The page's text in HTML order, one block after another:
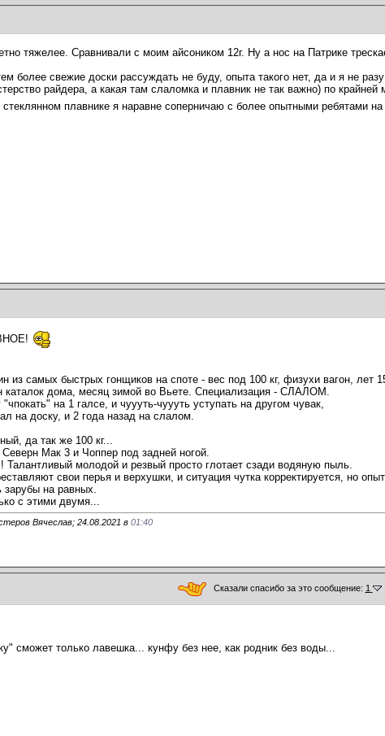
тяжелее. Сравнивали с моим айсоником 12г. Ну а нос на Патрике
более свежие доски рассуждать не буду, опыта такого нет, да и я не
райдера, а какая там слаломка и плавник не так важно) по
плавнике я наравне соперничаю с более опытными ребятами
из самых быстрых гонщиков на споте - вес под 100 кг, физухи вагон, лет
каталок дома, месяц зимой во Вьете. Специализация - СЛАЛОМ.
"чпокать" на 1 галсе, и чуууть-чуууть уступать на другом чувак,
на доску, и 2 года назад на слалом.
да так же 100 кг...
Мак 3 и Чоппер под задней ногой.
Талантливый молодой и резвый просто глотает сзади водяную пыль.
свои перья и верхушки, и ситуация чутка корректируется, но
зарубы на равных.
с этими двумя...
Вячеслав; 24.08.2021 в 01:40
Сказали спасибо за это сообщение: 1
сможет только лавешка... кунфу без нее, как родник без воды...